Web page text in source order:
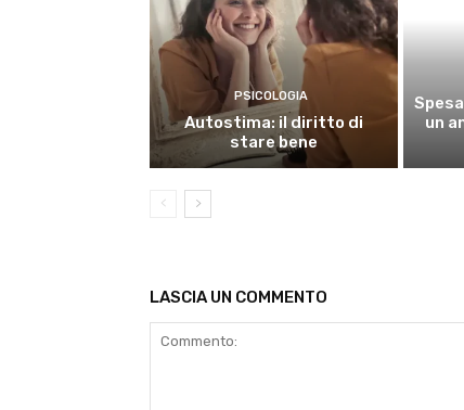
PSICOLOGIA
Autostima: il diritto di
stare bene
un
LASCIA UN COMMENTO